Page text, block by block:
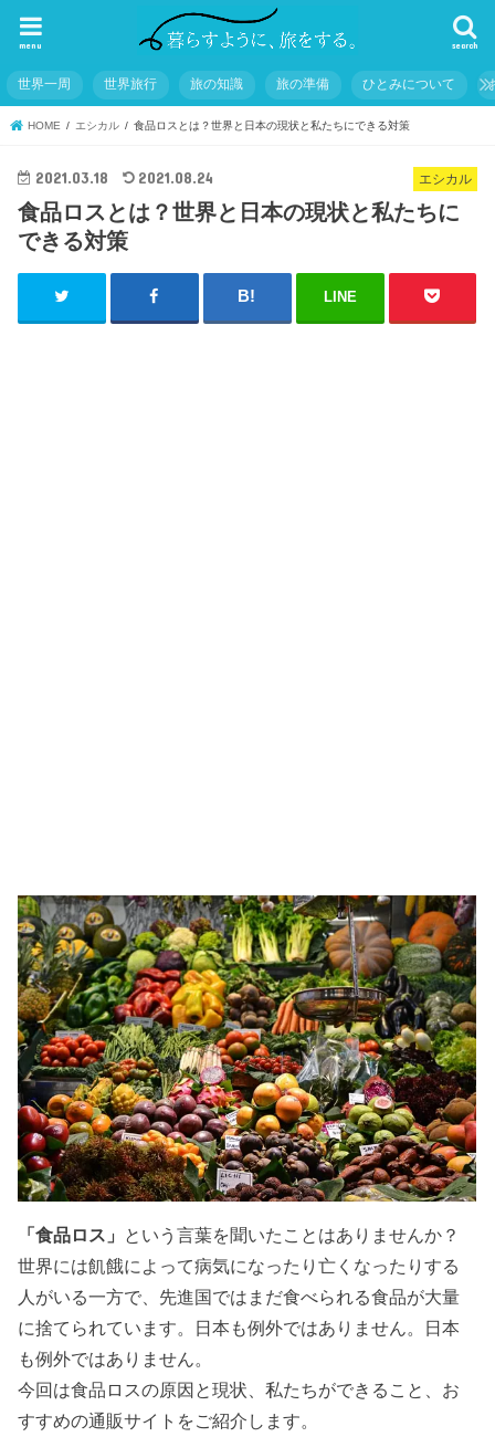
search
menu
世界一周 世界旅行 旅の知識 旅の準備 ひとみについて
HOME エシカル 食品ロスとは？世界と日本の現状と私たちにできる対策
エシカル
2021.03.18 2021.08.24
食品ロスとは？世界と日本の現状と私たちに
できる対策
LINE
「食品ロス」 という言葉を聞いたことはありませんか？
世界には飢餓によって病気になったり亡くなったりする
人がいる一方で、先進国ではまだ食べられる食品が大量
に捨てられています。日本も例外ではありません。日本
も例外ではありません。
今回は食品ロスの原因と現状、私たちができること、お
すすめの通販サイトをご紹介します。